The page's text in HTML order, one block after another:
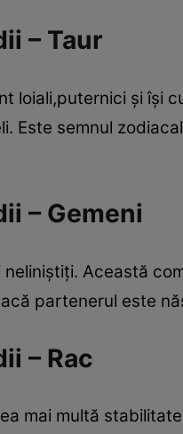
– Taur
loiali,puternici şi îşi
Este semnul
– Gemeni
neliniştiţi. Această
partenerul este
– Rac
mai multă